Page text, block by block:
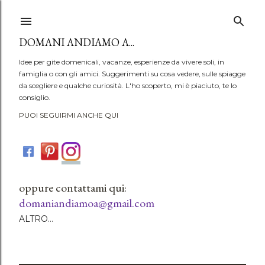
DOMANI ANDIAMO A...
Idee per gite domenicali, vacanze, esperienze da vivere soli, in
famiglia o con gli amici. Suggerimenti su cosa vedere, sulle spiagge
da scegliere e qualche curiosità. L'ho scoperto, mi è piaciuto, te lo
consiglio.
PUOI SEGUIRMI ANCHE QUI
oppure contattami qui:
domaniandiamoa@gmail.com
ALTRO…